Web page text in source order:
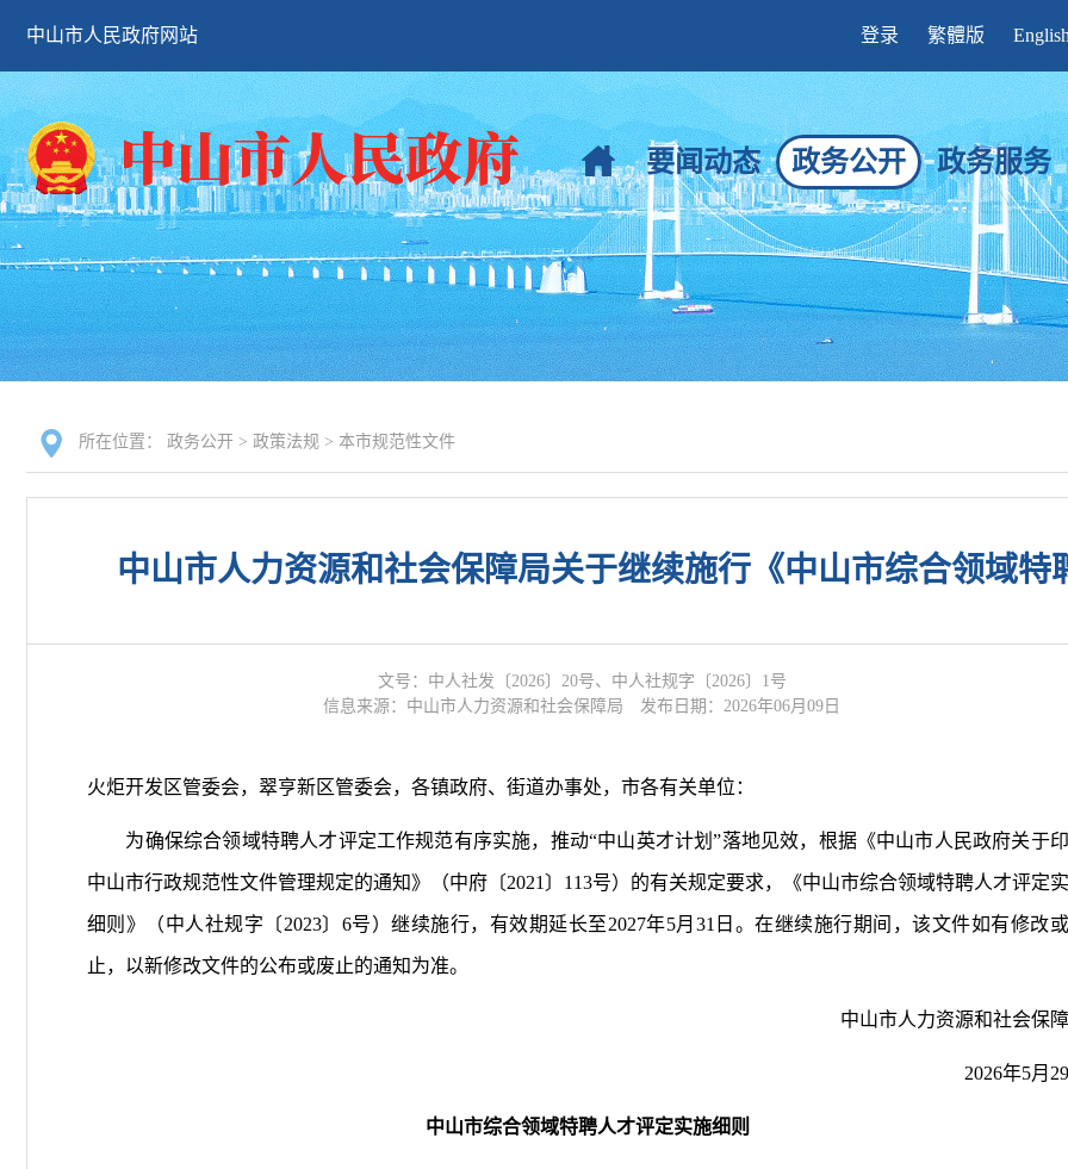
中山市人民政府网站 登录 繁體版 English
要闻动态 政务公开 政务服务
所在位置： 政务公开 > 政策法规 > 本市规范性文件
中山市人力资源和社会保障局关于继续施行《中山市综合领域特
文号：中人社发〔2026〕20号、中人社规字〔2026〕1号
信息来源：中山市人力资源和社会保障局
发布日期：2026年06月09日
火炬开发区管委会，翠亨新区管委会，各镇政府、街道办事处，市各有关单位：
为确保综合领域特聘人才评定工作规范有序实施，推动“中山英才计划”落地见效，根据《中山市人民政府关于
中山市行政规范性文件管理规定的通知》（中府〔2021〕113号）的有关规定要求，《中山市综合领域特聘人才评定
细则》（中人社规字〔2023〕6号）继续施行，有效期延长至2027年5月31日。在继续施行期间，该文件如有修改
止，以新修改文件的公布或废止的通知为准。
中山市人力资源和社会保
2026年5月
中山市综合领域特聘人才评定实施细则